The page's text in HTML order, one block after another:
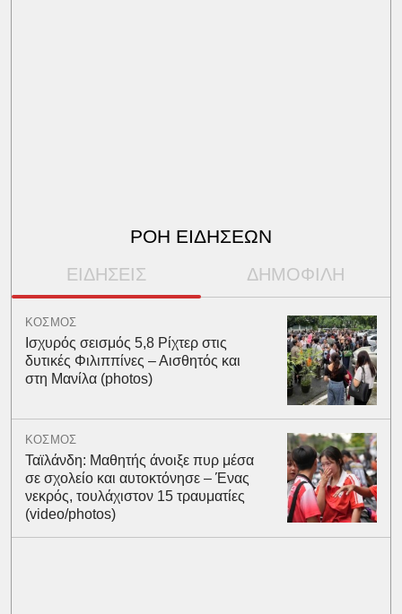
ΡΟΗ ΕΙΔΗΣΕΩΝ
ΕΙΔΗΣΕΙΣ ΔΗΜΟΦΙΛΗ
ΚΟΣΜΟΣ
Ισχυρός σεισμός 5,8 Ρίχτερ στις
δυτικές Φιλιππίνες – Αισθητός και
στη Μανίλα (photos)
ΚΟΣΜΟΣ
Ταϊλάνδη: Μαθητής άνοιξε πυρ μέσα
σε σχολείο και αυτοκτόνησε – Ένας
νεκρός, τουλάχιστον 15 τραυματίες
(video/photos)